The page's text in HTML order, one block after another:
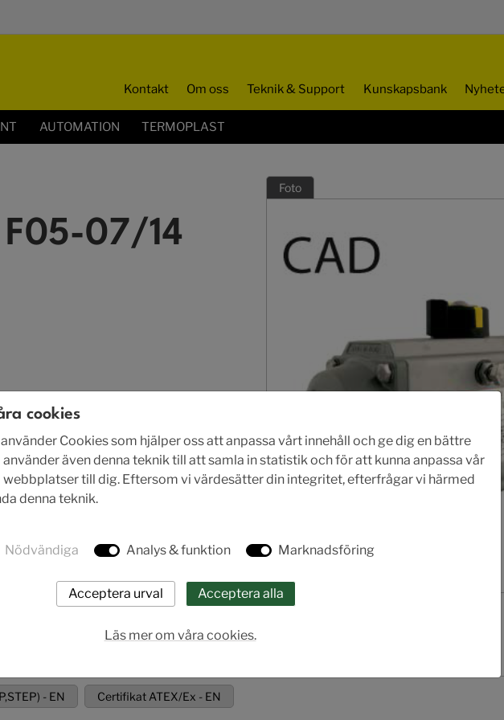
Kontakt Om oss Teknik & Support Kunskapsbank
AUTOMATION TERMOPLAST
F05-07/14
Foto
- EN Certifikat ATEX/Ex - EN
cookies
Cookies som hjälper oss att anpassa vårt innehåll och ge dig en bättre
även denna teknik till att samla in statistik och för att kunna anpassa vår
webbplatser till dig. Eftersom vi värdesätter din integritet, efterfrågar vi härmed
denna teknik.
Nödvändiga Analys & funktion Marknadsföring
Läs mer om våra cookies.